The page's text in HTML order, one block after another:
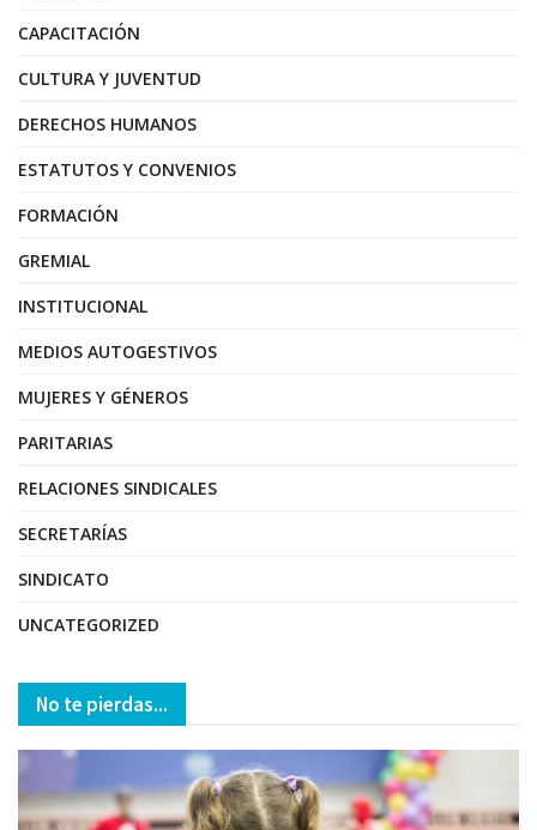
CAPACITACIÓN
CULTURA Y JUVENTUD
DERECHOS HUMANOS
ESTATUTOS Y CONVENIOS
FORMACIÓN
GREMIAL
INSTITUCIONAL
MEDIOS AUTOGESTIVOS
MUJERES Y GÉNEROS
PARITARIAS
RELACIONES SINDICALES
SECRETARÍAS
SINDICATO
UNCATEGORIZED
No te pierdas...